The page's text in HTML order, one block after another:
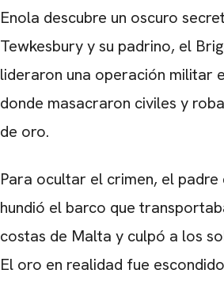
Enola descubre un oscuro
Tewkesbury y su padrino, el
lideraron una operación militar
donde masacraron civiles y
de oro.
Para ocultar el crimen, el padre
hundió el barco que
costas de Malta y culpó a los
El oro en realidad fue
CARREGANDO PUBLICIDADE